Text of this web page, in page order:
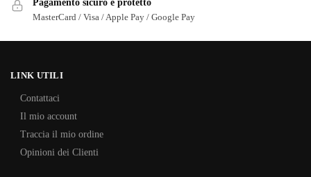
Pagamento sicuro e protetto
MasterCard / Visa / Apple Pay / Google Pay
LINK UTILI
Contattaci
Il mio account
Traccia il mio ordine
Opinioni dei Clienti